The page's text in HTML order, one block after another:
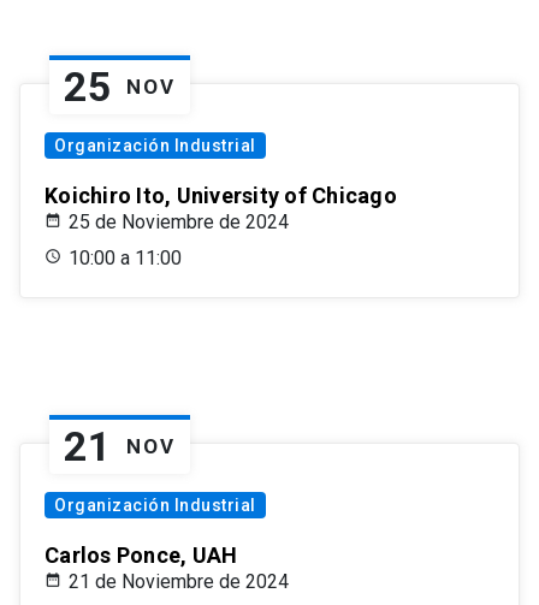
25 NOV
Organización Industrial
Koichiro Ito, University of Chicago
25 de Noviembre de 2024
10:00 a 11:00
21 NOV
Organización Industrial
Carlos Ponce, UAH
21 de Noviembre de 2024